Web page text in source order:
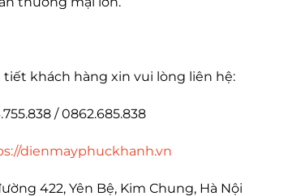
khách hàng xin vui lòng liên hệ:
/ 0862.685.838
dienmayphuckhanh.vn
422, Yên Bệ, Kim Chung, Hà Nội